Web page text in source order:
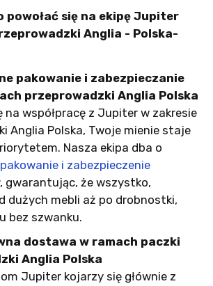
powołać się na ekipę Jupiter
Anglia - Polska-
pakowanie i zabezpieczanie
przeprowadzki Anglia Polska
na współpracę z Jupiter w zakresie
Anglia Polska, Twoje mienie staje
Nasza ekipa dba o
pakowanie i zabezpieczenie
, gwarantując, że wszystko,
dużych mebli aż po drobnostki,
bez szwanku.
dostawa w ramach paczki
Anglia Polska
Jupiter kojarzy się głównie z